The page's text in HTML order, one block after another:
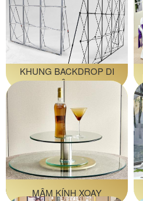
KHUNG BACKDROP DI
ĐỘNG
MÂM KÍNH XOAY